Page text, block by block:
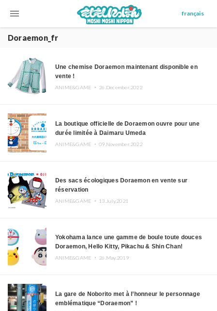
menu français
Doraemon_fr
Une chemise Doraemon maintenant disponible en
vente !
ANIME&GAME ・ 26.December.2022
La boutique officielle de Doraemon ouvre pour une
durée limitée à Daimaru Umeda
ANIME&GAME ・09.November.2022
Des sacs écologiques Doraemon en vente sur
réservation
ANIME&GAME ・ 13.July.2021
Yokohama lance une gamme de boule toute douces
Doraemon, Hello Kitty, Pikachu & Shin Chan!
ANIME&GAME ・ 26.May.2019
La gare de Noborito met à l’honneur le personnage
emblématique “Doraemon” !